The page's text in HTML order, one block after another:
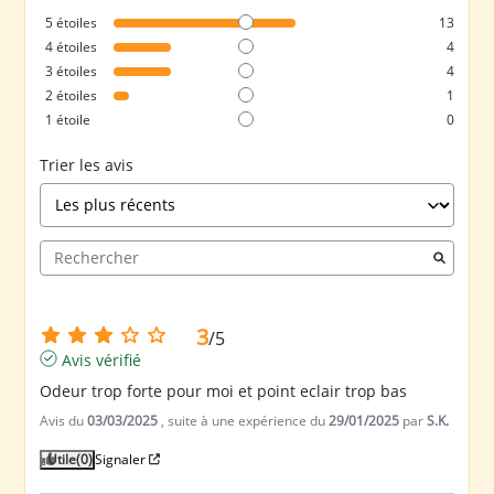
5étoiles
13
4étoiles
4
3étoiles
4
2étoiles
1
1étoile 0
Trier les avis
3/5
Avis vérifié
Odeur trop forte pour moi et point eclair trop bas
Avis du03/03/2025 , suite à une expérience du29/01/2025 parS.K.
Utile(0)Signaler